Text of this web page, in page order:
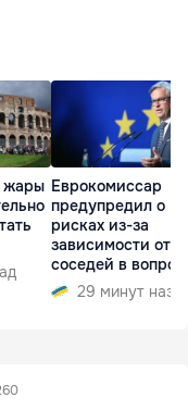
жары Еврокомиссар
предупредил о
рисках из-за
зависимости от
соседей в
границ29 минут